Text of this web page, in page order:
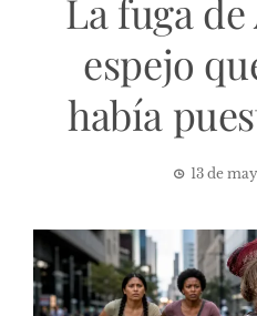
La fuga de
espejo
había
13 de